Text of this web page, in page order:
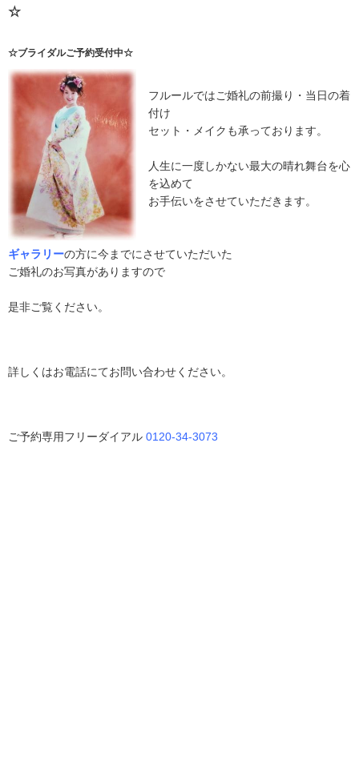
☆
☆ブライダルご予約受付中☆
フルールではご婚礼の前撮り・当日の着
付け
セット・メイクも承っております。
人生に一度しかない最大の晴れ舞台を心
を込めて
お手伝いをさせていただきます。
ギャラリーの方に今までにさせていただいた
ご婚礼のお写真がありますので
是非ご覧ください。
詳しくはお電話にてお問い合わせください。
ご予約専用フリーダイアル 0120-34-3073